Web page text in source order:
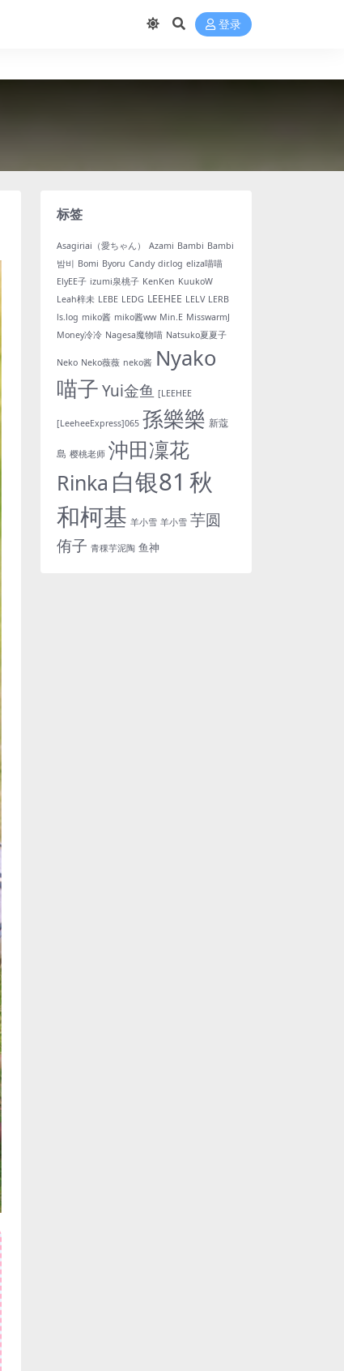
登录
标签
Asagiriai（愛ちゃん） Azami Bambi Bambi
밤비 Bomi Byoru Candy dir.log eliza喵喵
ElyEE子 izumi泉桃子 KenKen KuukoW
Leah梓未 LEBE LEDG LEEHEE LELV LERB
ls.log miko酱 miko酱ww Min.E MisswarmJ
Money冷冷 Nagesa魔物喵 Natsuko夏夏子
Neko Neko薇薇 neko酱 Nyako
喵子Yui金鱼 [LEEHEE
[LeeheeExpress]065 孫樂樂 新蔻
島 樱桃老师 沖田凜花
Rinka 白银81 秋
和柯基 羊小雪 羊小雪 芋圆
侑子 青稞芋泥陶 鱼神